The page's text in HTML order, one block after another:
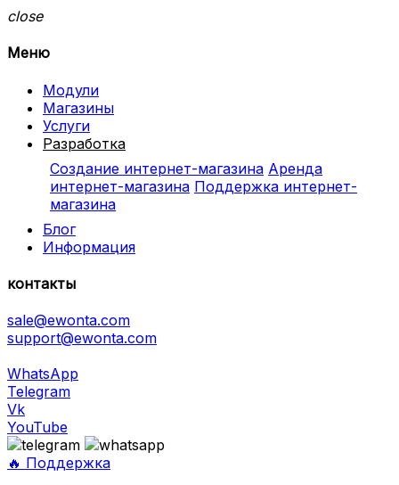
close
Меню
Модули
Магазины
Услуги
Разработка
Создание интернет-магазина Аренда
интернет-магазина Поддержка интернет-
магазина
Блог
Информация
контакты
sale@ewonta.com
support@ewonta.com
WhatsApp
Telegram
Vk
YouTube
🔥 Поддержка